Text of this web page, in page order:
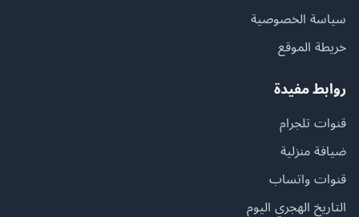
سياسة الخصوصية
خريطة الموقع
روابط مفيدة
قنوات تلجرام
ضيافة منزلية
قنوات واتساب
التاريخ الهجري اليوم